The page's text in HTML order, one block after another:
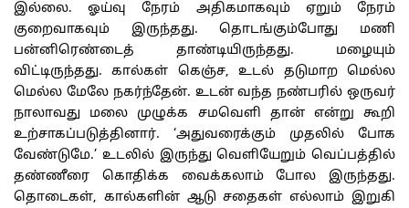
இல்லை.ஓய்வு நேரம் அதிகமாகவும் ஏறும்
நேரம்
குறைவாகவும்
இருந்தது.தொடங்கும்போது
மணி
பன்னிரெண்டைத்
தாண்டியிருந்தது. மழையும்
விட்டிருந்தது.கால்கள் கெஞ்ச,உடல் தடுமாற
மெல்ல
மெல்ல மேலே நகர்ந்தேன். உடன் வந்த நண்பரில் ஒருவர்
நாலாவது
மலை முழுக்க சமவெளி தான் என்று
கூறி
உற்சாகப்படுத்தினார். ‘அதுவரைக்கும் முதலில்
போக
வேண்டுமே.’ உடலில் இருந்து வெளியேறும் வெப்பத்தில்
தண்ணீரை
கொதிக்க வைக்கலாம் போல இருந்தது.
தொடைகள், கால்களின் ஆடு சதைகள் எல்லாம் இறுகி